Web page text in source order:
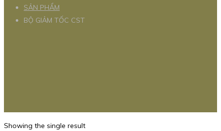
SẢN PHẨM
BỘ GIẢM TỐC CST
Showing the single result